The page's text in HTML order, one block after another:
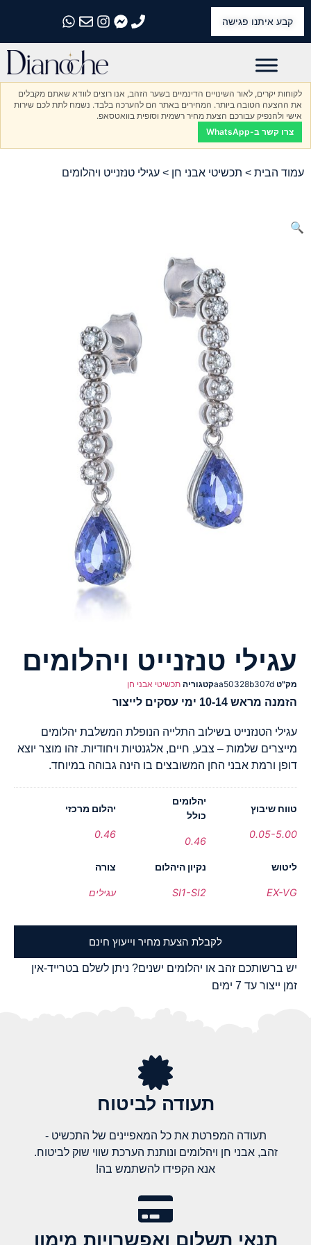
קבע איתנו פגישה
התקשרו אלינו
התקשרו אלינו
התקשרו אלינו
התקשרו אלינו
התקשרו אלינו
לקוחות יקרים, לאור השינויים הדינמיים בשער הזהב, אנו רוצים לוודא שאתם מקבלים
את ההצעה הטובה ביותר. המחירים באתר הם להערכה בלבד. נשמח לתת לכם שירות
אישי ולהנפיק עבורכם הצעת מחיר רשמית וסופית בוואטסאפ.
צרו קשר ב-WhatsApp
עמוד הבית > תכשיטי אבני חן > עגילי טנזנייט ויהלומים
🔍
עגילי טנזנייט ויהלומים
מק"ט aa50328b307dקטגוריה תכשיטי אבני חן
הזמנה מראש 10-14 ימי עסקים לייצור
עגילי הטנזנייט בשילוב התלייה הנופלת המשלבת יהלומים
מייצרים שלמות – צבע, חיים, אלגנטיות ויחודיות. זהו מוצר יוצא
דופן ורמת אבני החן המשובצים בו הינה גבוהה במיוחד.
טווח שיבוץ
0.05-5.00
יהלומים
כולל
0.46
יהלום מרכזי
0.46
ליטוש
EX-VG
נקיון היהלום
SI1-SI2
צורה
עגילים
לקבלת הצעת מחיר וייעוץ חינם
יש ברשותכם זהב או יהלומים ישנים? ניתן לשלם בטרייד-אין
זמן ייצור עד 7 ימים
תעודה לביטוח
תעודה המפרטת את כל המאפיינים של התכשיט -
זהב, אבני חן ויהלומים ונותנת הערכת שווי שוק לביטוח.
אנא הקפידו להשתמש בה!
תנאי תשלום ואפשרויות מימון